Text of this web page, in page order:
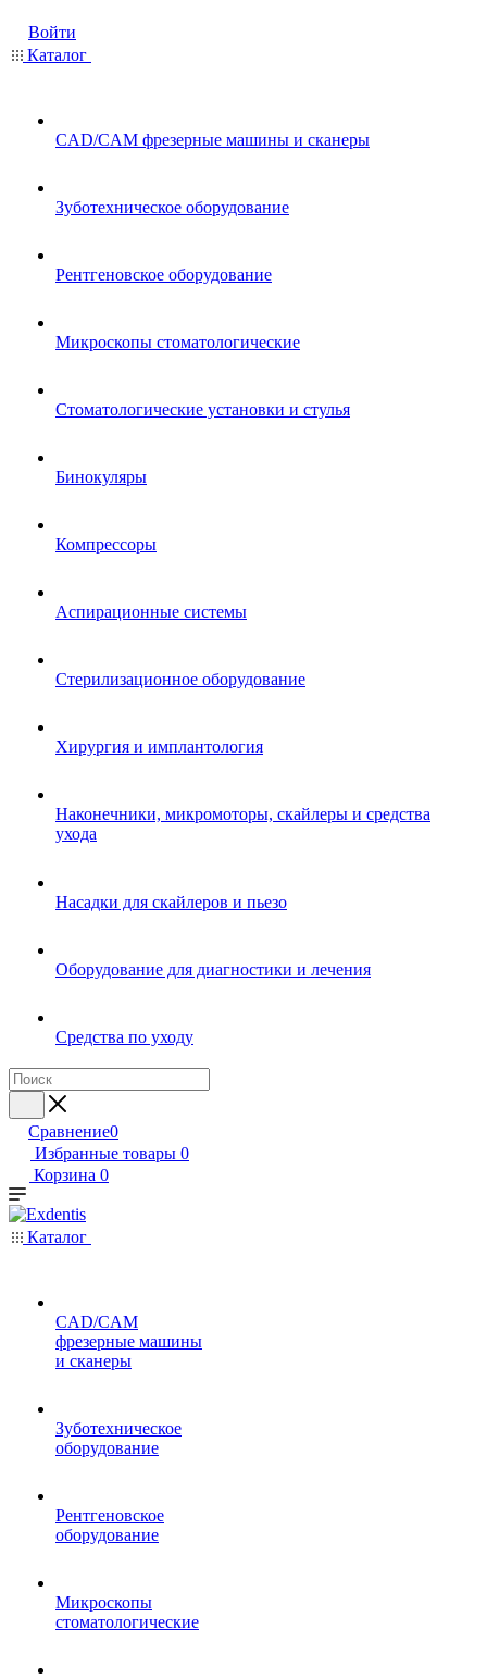
Войти
Каталог
CAD/CAM фрезерные машины и сканеры
Зуботехническое оборудование
Рентгеновское оборудование
Микроскопы стоматологические
Стоматологические установки и стулья
Бинокуляры
Компрессоры
Аспирационные системы
Стерилизационное оборудование
Хирургия и имплантология
Наконечники, микромоторы, скайлеры и средства
ухода
Насадки для скайлеров и пьезо
Оборудование для диагностики и лечения
Средства по уходу
Сравнение0
Избранные товары 0
Корзина 0
Каталог
CAD/CAM
фрезерные машины
и сканеры
Зуботехническое
оборудование
Рентгеновское
оборудование
Микроскопы
стоматологические